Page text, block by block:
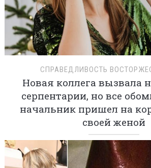
СПРАВЕДЛИВОСТЬ
Новая коллега вызвала
серпентарии, но все
начальник пришел на
своей женой